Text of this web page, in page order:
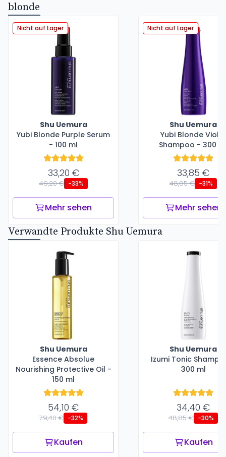
blonde
Nicht auf Lager
Shu Uemura
Yubi Blonde Purple Serum
- 100 ml
33,20 €
49,20 € -33%
Mehr sehen
Nicht auf Lager
Shu Uemura
Yubi Blonde Violet
Shampoo - 300
33,85 €
48,85 € -31%
Mehr sehen
Verwandte Produkte Shu Uemura
Shu Uemura
Essence Absolue
Nourishing Protective Oil -
150 ml
54,10 €
79,40 € -32%
Kaufen
Shu Uemura
Izumi Tonic
300 ml
34,40 €
48,85 € -30%
Kaufen